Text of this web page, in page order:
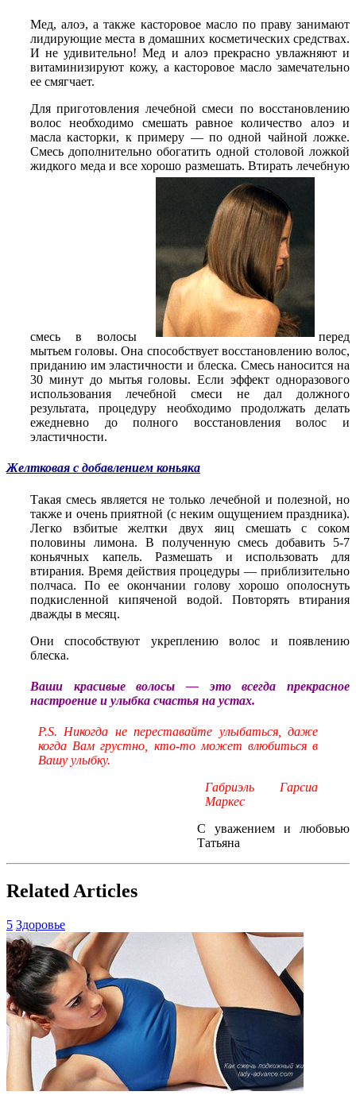
Мед, алоэ, а также касторовое масло по праву занимают
лидирующие места в домашних косметических средствах.
И не удивительно! Мед и алоэ прекрасно увлажняют и
витаминизируют кожу, а касторовое масло замечательно
ее смягчает.
Для приготовления лечебной смеси по восстановлению
волос необходимо смешать равное количество алоэ и
масла касторки, к примеру — по одной чайной ложке.
Смесь дополнительно обогатить одной столовой ложкой
жидкого меда и все хорошо размешать. Втирать лечебную
смесь в волосы
перед
мытьем головы. Она способствует восстановлению волос,
приданию им эластичности и блеска. Смесь наносится на
30 минут до мытья головы. Если эффект одноразового
использования лечебной смеси не дал должного
результата, процедуру необходимо продолжать делать
ежедневно до полного восстановления волос и
эластичности.
Желтковая с добавлением коньяка
Такая смесь является не только лечебной и полезной, но
также и очень приятной (с неким ощущением праздника).
Легко взбитые желтки двух яиц смешать с соком
половины лимона. В полученную смесь добавить 5-7
коньячных капель. Размешать и использовать для
втирания. Время действия процедуры — приблизительно
полчаса. По ее окончании голову хорошо ополоснуть
подкисленной кипяченой водой. Повторять втирания
дважды в месяц.
Они способствуют укреплению волос и появлению
блеска.
Ваши красивые волосы — это всегда прекрасное
настроение и улыбка счастья на устах.
P.S. Никогда не переставайте улыбаться, даже
когда Вам грустно, кто-то может влюбиться в
Вашу улыбку.
Габриэль Гарсиа
Маркес
С уважением и любовью
Татьяна
Related Articles
5 Здоровье